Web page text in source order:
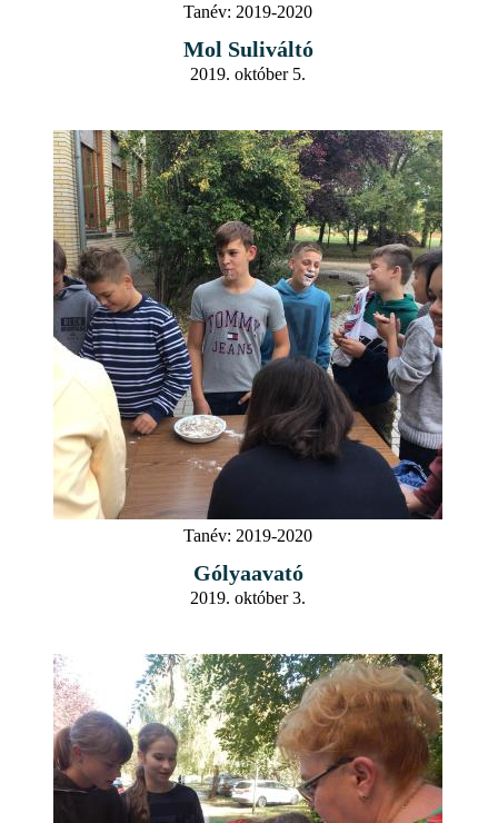
Tanév: 2019-2020
Mol Suliváltó
2019. október 5.
Tanév: 2019-2020
Gólyaavató
2019. október 3.